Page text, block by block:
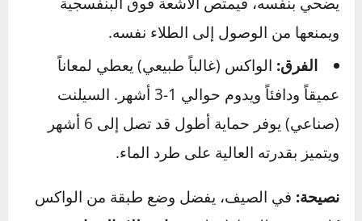
الشمس وتتحول إلى مواد حمضية تأكل طبقة الطلاء
الشفافة. استخدم شامبو سيارات مخصص وتجنب
غسيل السيارة تحت أشعة الشمس المباشرة.
الواكس والسيلنت – درعك المؤقت
ما هو؟ الواكس (الشمع) والسيلنت (مانع
التسرب) هما منتجان يشكلان طبقة حماية رقيقة